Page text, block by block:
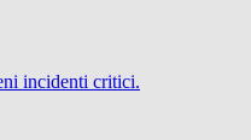
incidenti critici.